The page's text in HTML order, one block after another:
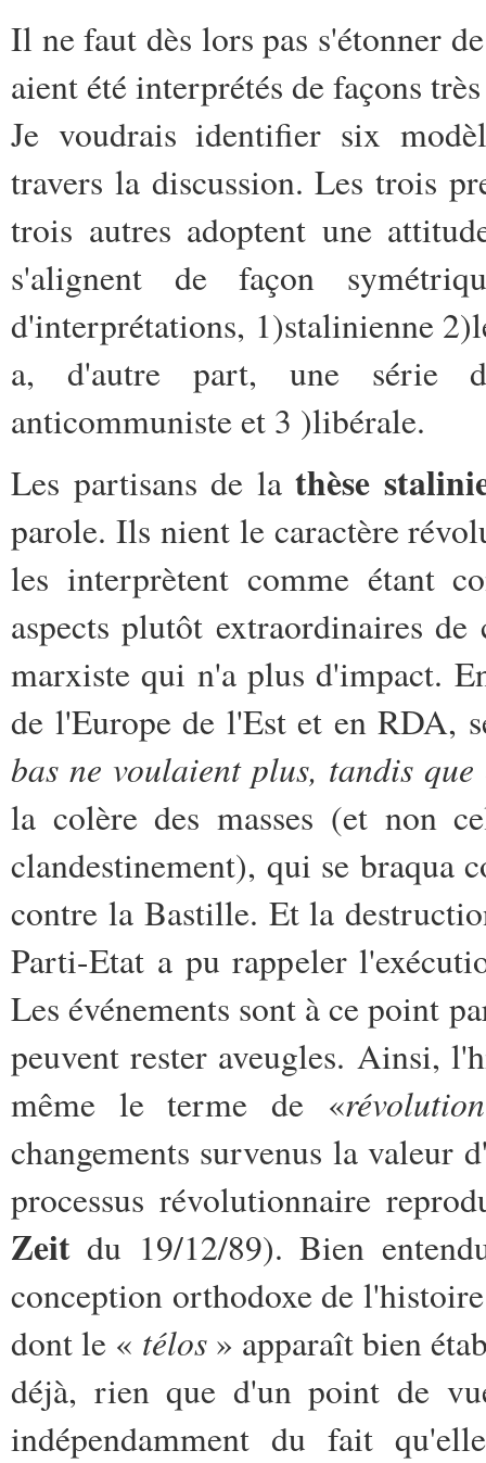
Il ne faut dès lors pas s'étonner
aient été interprétés de façons
Je voudrais identifier six
travers la discussion. Les trois
trois autres adoptent une
s'alignent de façon
d'interprétations, 1)stalinienne
a, d'autre part, une série
anticommuniste et 3 )libérale.
Les partisans de lathèse
parole. Ils nient le caractère
les interprètent comme étant
aspects plutôt extraordinaires
marxiste qui n'a plus d'impact.
de l'Europe de l'Est et en RDA,
bas ne voulaient plus, tandis
la colère des masses (et non
clandestinement), qui se braqua
contre la Bastille. Et la
Parti-Etat a pu rappeler
Les événements sont à ce point
peuvent rester aveugles. Ainsi,
même le terme de «
changements survenus la valeur
processus révolutionnaire
Zeit du 19/12/89). Bien
conception orthodoxe de
dont le « télos» apparaît bien
déjà, rien que d'un point de
indépendamment du fait